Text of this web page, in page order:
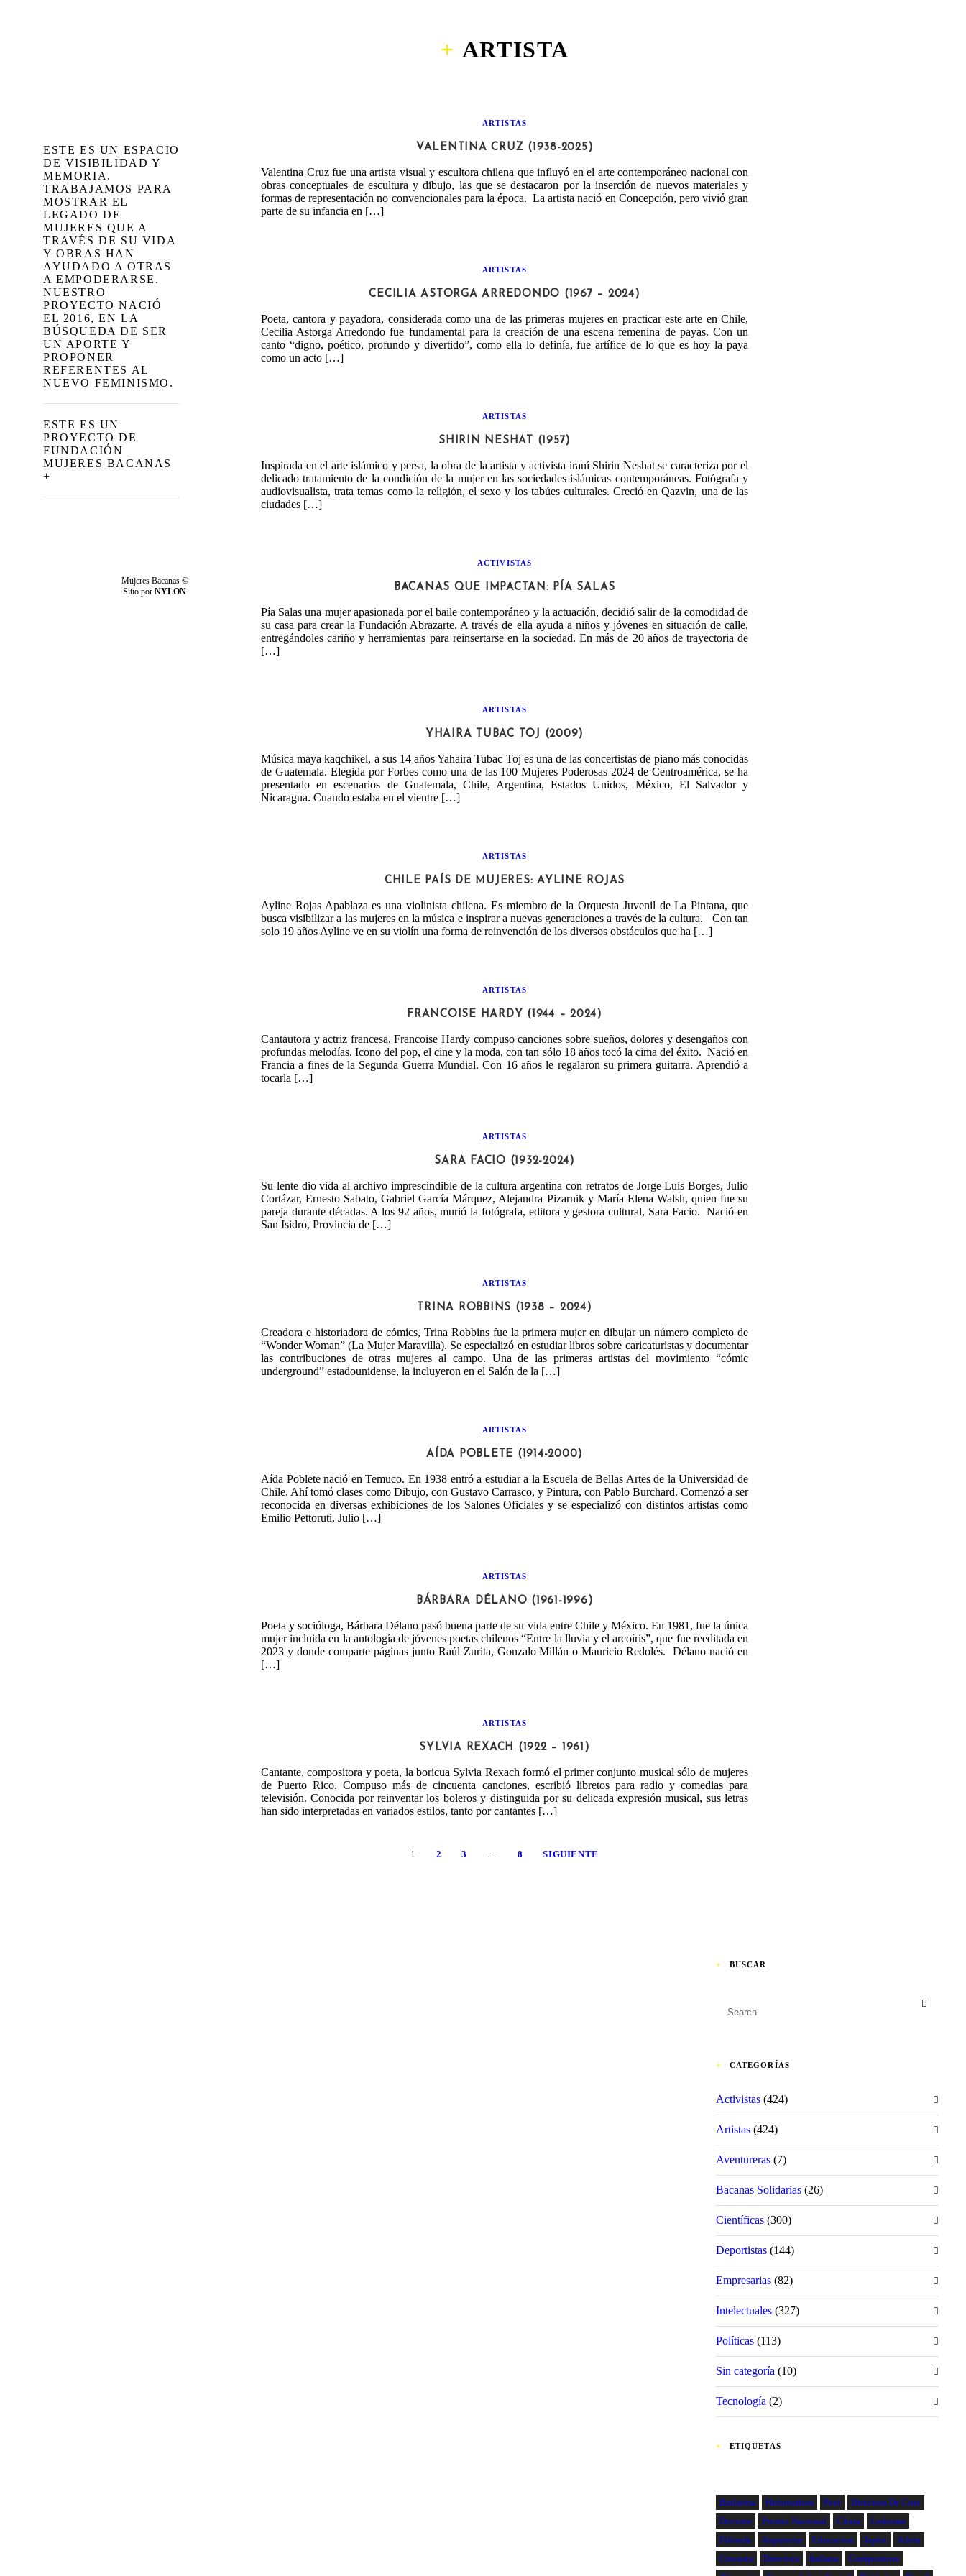
ESTE ES UN ESPACIO
DE VISIBILIDAD Y
MEMORIA.
TRABAJAMOS PARA
MOSTRAR EL
LEGADO DE
MUJERES QUE A
TRAVÉS DE SU VIDA
Y OBRAS HAN
AYUDADO A OTRAS
A EMPODERARSE.
NUESTRO
PROYECTO NACIÓ
EL 2016, EN LA
BÚSQUEDA DE SER
UN APORTE Y
PROPONER
REFERENTES AL
NUEVO FEMINISMO.
ESTE ES UN
PROYECTO DE
FUNDACIÓN
MUJERES BACANAS
+
Mujeres Bacanas ©
Sitio por NYLON
ARTISTA
ARTISTAS
VALENTINA CRUZ (1938-2025)
Valentina Cruz fue una artista visual y escultora chilena que influyó en el arte contemporáneo nacional con
obras conceptuales de escultura y dibujo, las que se destacaron por la inserción de nuevos materiales y
formas de representación no convencionales para la época. La artista nació en Concepción, pero vivió gran
parte de su infancia en […]
ARTISTAS
CECILIA ASTORGA ARREDONDO (1967 – 2024)
Poeta, cantora y payadora, considerada como una de las primeras mujeres en practicar este arte en Chile,
Cecilia Astorga Arredondo fue fundamental para la creación de una escena femenina de payas. Con un
canto “digno, poético, profundo y divertido”, como ella lo definía, fue artífice de lo que es hoy la paya
como un acto […]
ARTISTAS
SHIRIN NESHAT (1957)
Inspirada en el arte islámico y persa, la obra de la artista y activista iraní Shirin Neshat se caracteriza por el
delicado tratamiento de la condición de la mujer en las sociedades islámicas contemporáneas. Fotógrafa y
audiovisualista, trata temas como la religión, el sexo y los tabúes culturales. Creció en Qazvin, una de las
ciudades […]
ACTIVISTAS
BACANAS QUE IMPACTAN: PÍA SALAS
Pía Salas una mujer apasionada por el baile contemporáneo y la actuación, decidió salir de la comodidad de
su casa para crear la Fundación Abrazarte. A través de ella ayuda a niños y jóvenes en situación de calle,
entregándoles cariño y herramientas para reinsertarse en la sociedad. En más de 20 años de trayectoria de
[…]
ARTISTAS
YHAIRA TUBAC TOJ (2009)
Música maya kaqchikel, a sus 14 años Yahaira Tubac Toj es una de las concertistas de piano más conocidas
de Guatemala. Elegida por Forbes como una de las 100 Mujeres Poderosas 2024 de Centroamérica, se ha
presentado en escenarios de Guatemala, Chile, Argentina, Estados Unidos, México, El Salvador y
Nicaragua. Cuando estaba en el vientre […]
ARTISTAS
CHILE PAÍS DE MUJERES: AYLINE ROJAS
Ayline Rojas Apablaza es una violinista chilena. Es miembro de la Orquesta Juvenil de La Pintana, que
busca visibilizar a las mujeres en la música e inspirar a nuevas generaciones a través de la cultura. Con tan
solo 19 años Ayline ve en su violín una forma de reinvención de los diversos obstáculos que ha […]
ARTISTAS
FRANCOISE HARDY (1944 – 2024)
Cantautora y actriz francesa, Francoise Hardy compuso canciones sobre sueños, dolores y desengaños con
profundas melodías. Icono del pop, el cine y la moda, con tan sólo 18 años tocó la cima del éxito. Nació en
Francia a fines de la Segunda Guerra Mundial. Con 16 años le regalaron su primera guitarra. Aprendió a
tocarla […]
ARTISTAS
SARA FACIO (1932-2024)
Su lente dio vida al archivo imprescindible de la cultura argentina con retratos de Jorge Luis Borges, Julio
Cortázar, Ernesto Sabato, Gabriel García Márquez, Alejandra Pizarnik y María Elena Walsh, quien fue su
pareja durante décadas. A los 92 años, murió la fotógrafa, editora y gestora cultural, Sara Facio. Nació en
San Isidro, Provincia de […]
ARTISTAS
TRINA ROBBINS (1938 – 2024)
Creadora e historiadora de cómics, Trina Robbins fue la primera mujer en dibujar un número completo de
“Wonder Woman” (La Mujer Maravilla). Se especializó en estudiar libros sobre caricaturistas y documentar
las contribuciones de otras mujeres al campo. Una de las primeras artistas del movimiento “cómic
underground” estadounidense, la incluyeron en el Salón de la […]
ARTISTAS
AÍDA POBLETE (1914-2000)
Aída Poblete nació en Temuco. En 1938 entró a estudiar a la Escuela de Bellas Artes de la Universidad de
Chile. Ahí tomó clases como Dibujo, con Gustavo Carrasco, y Pintura, con Pablo Burchard. Comenzó a ser
reconocida en diversas exhibiciones de los Salones Oficiales y se especializó con distintos artistas como
Emilio Pettoruti, Julio […]
ARTISTAS
BÁRBARA DÉLANO (1961-1996)
Poeta y socióloga, Bárbara Délano pasó buena parte de su vida entre Chile y México. En 1981, fue la única
mujer incluida en la antología de jóvenes poetas chilenos “Entre la lluvia y el arcoíris”, que fue reeditada en
2023 y donde comparte páginas junto Raúl Zurita, Gonzalo Millán o Mauricio Redolés. Délano nació en
[…]
ARTISTAS
SYLVIA REXACH (1922 – 1961)
Cantante, compositora y poeta, la boricua Sylvia Rexach formó el primer conjunto musical sólo de mujeres
de Puerto Rico. Compuso más de cincuenta canciones, escribió libretos para radio y comedias para
televisión. Conocida por reinventar los boleros y distinguida por su delicada expresión musical, sus letras
han sido interpretadas en variados estilos, tanto por cantantes […]
1 2 3 … 8 SIGUIENTE
BUSCAR
CATEGORÍAS
Activistas (424)
Artistas (424)
Aventureras (7)
Bacanas Solidarias (26)
Científicas (300)
Deportistas (144)
Empresarias (82)
Intelectuales (327)
Políticas (113)
Sin categoría (10)
Tecnología (2)
ETIQUETAS
Bailarina Historiadora Perú
Directora De Cine
Docente
Premio Nacional China
Lesbiana
Filósofa
Arquitecta Educacion Japón
Atleta
Cineasta
Directora Italiana
Compositora